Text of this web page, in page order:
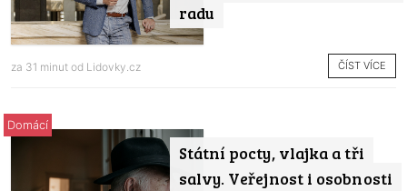
radu
za 31 minut od Lidovky.cz ČÍST VÍCE
Státní pocty, vlajka a tři
salvy. Veřejnost i osobnosti
Domácí